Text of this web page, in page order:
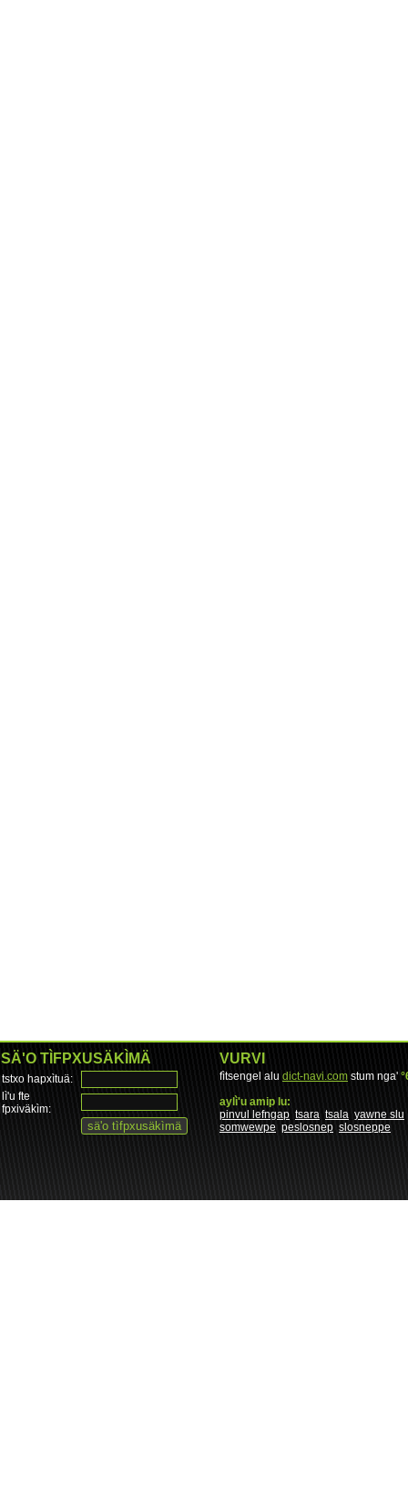
SÄ'O TÌFPXUSÄKÌMÄ
tstxo hapxìtuä:
lì'u fte
fpxiväkìm:
VURVI
fìtsengel alu dict-navi.com stum nga'
aylì'u amip lu:
pinvul lefngap tsara tsala yawne slu
somwewpe peslosnep slosneppe